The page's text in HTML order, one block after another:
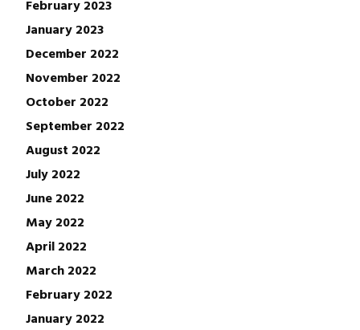
February 2023
January 2023
December 2022
November 2022
October 2022
September 2022
August 2022
July 2022
June 2022
May 2022
April 2022
March 2022
February 2022
January 2022